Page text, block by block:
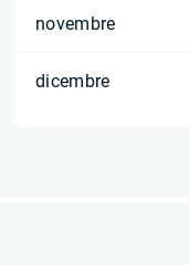
novembre
dicembre